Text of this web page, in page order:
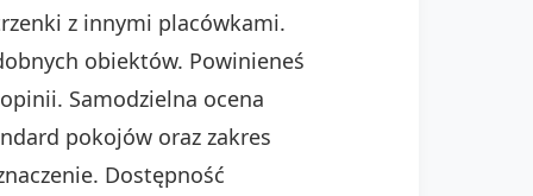
z innymi placówkami.
obiektów. Powinieneś
Samodzielna ocena
pokojów oraz zakres
Dostępność